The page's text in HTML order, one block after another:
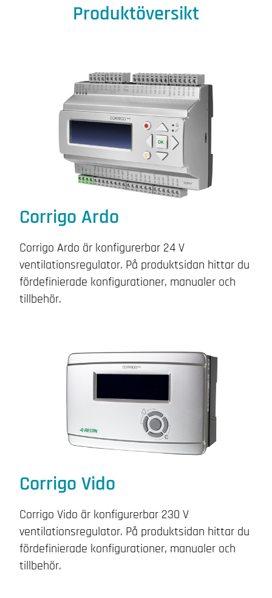
Produktöversikt
Corrigo Ardo
Corrigo Ardo är konfigurerbar 24 V
ventilationsregulator. På produktsidan hittar du
fördefinierade konfigurationer, manualer och
tillbehör.
Corrigo Vido
Corrigo Vido är konfigurerbar 230 V
ventilationsregulator. På produktsidan hittar du
fördefinierade konfigurationer, manualer och
tillbehör.